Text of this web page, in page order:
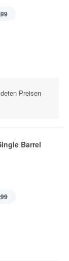
Preisen
Barrel